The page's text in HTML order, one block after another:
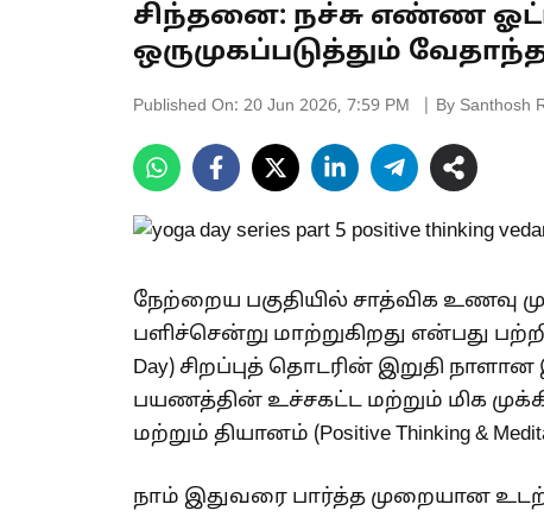
சிந்தனை: நச்சு எண்ண
ஒருமுகப்படுத்தும்
Published On: 20 Jun 2026, 7:59 PM | By Santhosh
நேற்றைய பகுதியில் சாத்விக
பளிச்சென்று மாற்றுகிறது என்பது
Day) சிறப்புத் தொடரின் இறுதி
பயணத்தின் உச்சகட்ட மற்றும் மிக
மற்றும் தியானம் (Positive Thinking &
நாம் இதுவரை பார்த்த முறையான